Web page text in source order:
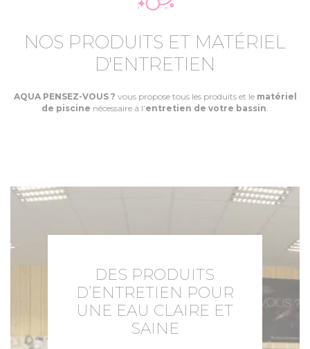
NOS PRODUITS ET MATÉRIEL
D'ENTRETIEN
AQUA PENSEZ-VOUS ? vous propose tous les produits et le matériel
de piscine nécessaire à l’entretien de votre bassin
DES PRODUITS
D’ENTRETIEN POUR
UNE EAU CLAIRE ET
SAINE